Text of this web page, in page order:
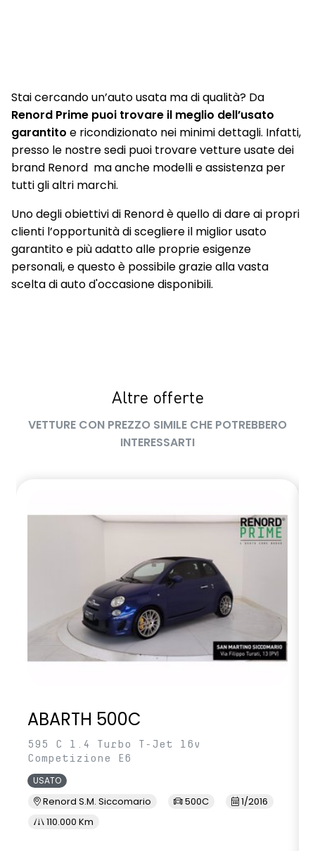
Retrovisori esterni elettrici nero opaco con indicatori di
direzione a LED
Retrovisori Esterni In Tinta Carrozzeria
Retrovisori esterni richiudibili elettricamente
Sedile conducente regolabile in altezza
Sedile posteriore frazionabile 1/3 - 2/3 e scorrevole
Sellerie con inserti in pelle TEP Black&Light Grey con tasca
posteriore
Sensori di parcheggio anteriori
Sistema multimediale EASY LINK da 9,3'' con navigazione
Ski anteriore e posteriore Grey
Terminale Di Scarico Cromato
Stai cercando un’auto usata ma di qualità? Da
Renord Prime puoi trovare il meglio dell’usato
garantito e ricondizionato nei minimi dettagli. Infatti,
presso le nostre sedi puoi trovare vetture usate dei
brand Renord ma anche modelli e assistenza per
tutti gli altri marchi.
Uno degli obiettivi di Renord è quello di dare ai propri
clienti l’opportunità di scegliere il miglior usato
garantito e più adatto alle proprie esigenze
personali, e questo è possibile grazie alla vasta
scelta di auto d'occasione disponibili.
Altre offerte
VETTURE CON PREZZO SIMILE CHE POTREBBERO
INTERESSARTI
ABARTH 500C
595 C 1.4 Turbo T-Jet 16v
Competizione E6
USATO
Renord S.M. Siccomario 500C
1/2016
110.000 Km